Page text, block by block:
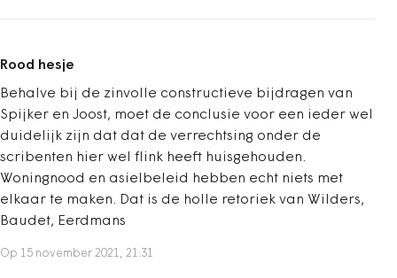
Rood hesje
Behalve bij de zinvolle constructieve bijdragen van
Spijker en Joost, moet de conclusie voor een ieder wel
duidelijk zijn dat dat de verrechtsing onder de
scribenten hier wel flink heeft huisgehouden.
Woningnood en asielbeleid hebben echt niets met
elkaar te maken. Dat is de holle retoriek van Wilders,
Baudet, Eerdmans
Op 15 november 2021, 21:31